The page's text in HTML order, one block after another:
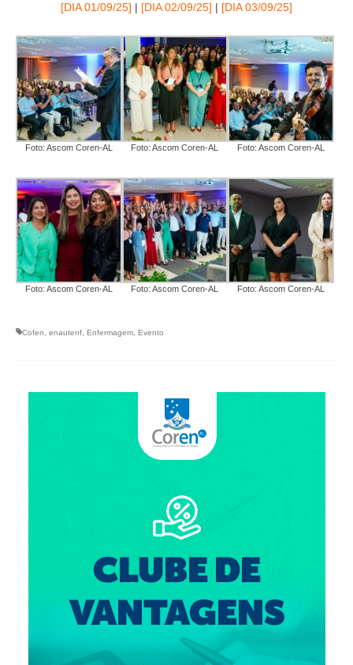
[DIA 01/09/25] | [DIA 02/09/25] | [DIA 03/09/25]
Foto: Ascom Coren-AL Foto: Ascom Coren-AL Foto: Ascom Coren-AL
Foto: Ascom Coren-AL Foto: Ascom Coren-AL Foto: Ascom Coren-AL
Cofen, enautenf, Enfermagem, Evento